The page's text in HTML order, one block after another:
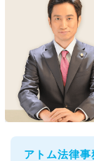
アトム法律